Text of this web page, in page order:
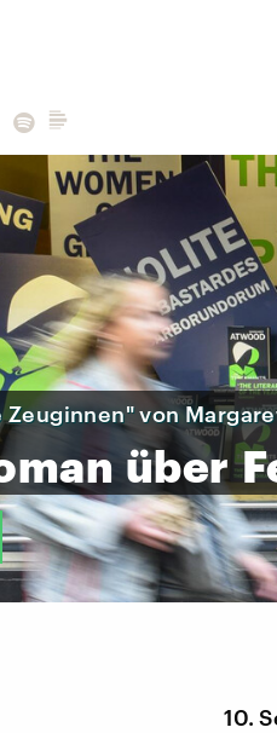
Zeuginnen" von
über
10.